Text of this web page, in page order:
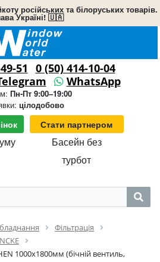
російських та білоруських товарів.
Україні! 🇺🇦
51
0 (50) 414-10-04
WhatsApp
Пн-Пт 9:00–19:00
цілодобово
Стати партнером
Басейн без
турбот
Фільтрація
1000x1800мм (бічній вентиль,